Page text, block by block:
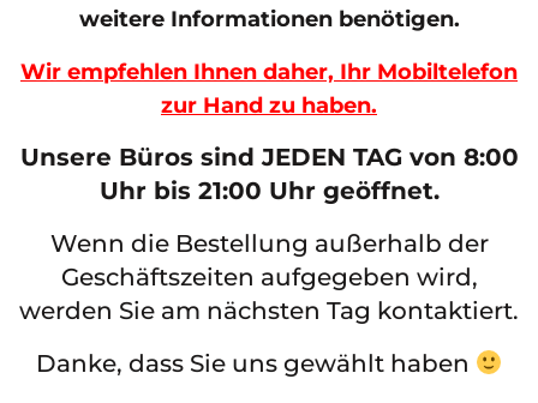
weitere Informationen benötigen.
Wir empfehlen Ihnen daher, Ihr Mobiltelefon
zur Hand zu haben.
Unsere Büros sind JEDEN TAG von 8:00
Uhr bis 21:00 Uhr geöffnet.
Wenn die Bestellung außerhalb der
Geschäftszeiten aufgegeben wird,
werden Sie am nächsten Tag kontaktiert.
Danke, dass Sie uns gewählt haben